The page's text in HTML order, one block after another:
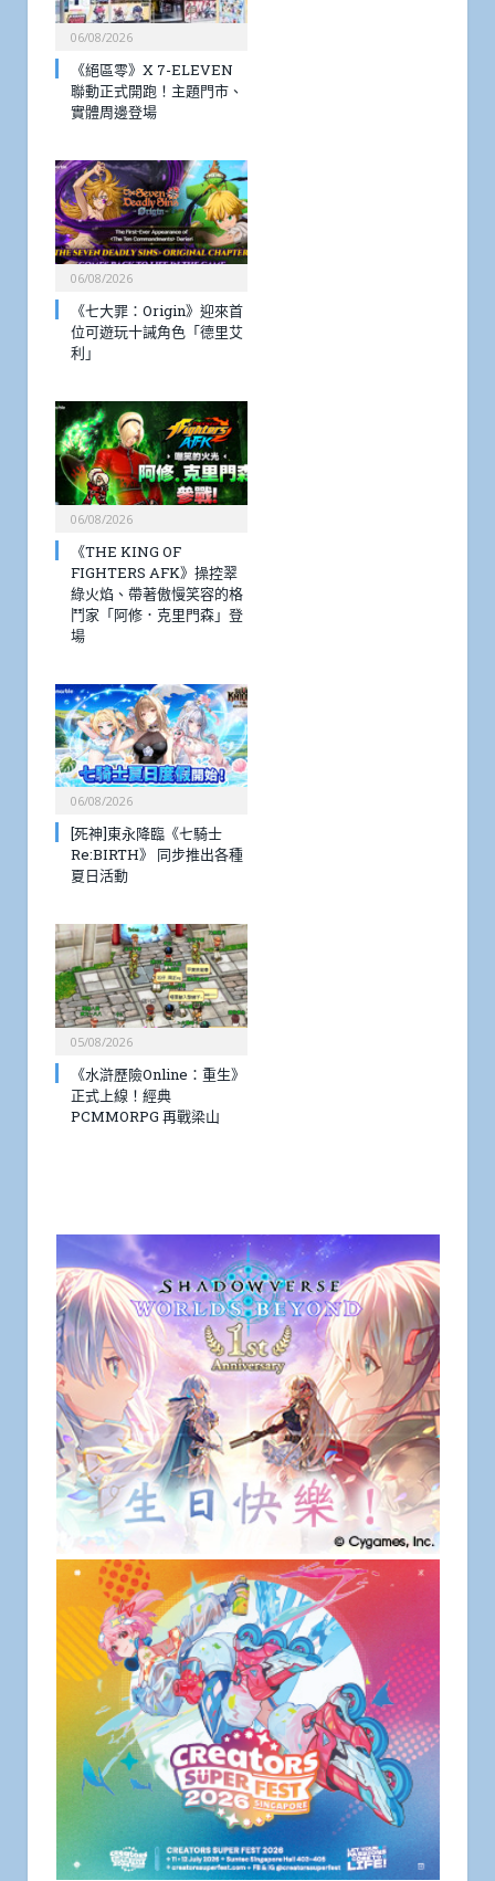
06/08/2026
《絕區零》X 7-ELEVEN
聯動正式開跑！主題門市、
實體周邊登場
06/08/2026
《七大罪：Origin》迎來首
位可遊玩十誡角色「德里艾
利」
06/08/2026
《THE KING OF
FIGHTERS AFK》操控翠
綠火焰、帶著傲慢笑容的格
鬥家「阿修．克里門森」登
場
06/08/2026
[死神]東永降臨《七騎士
Re:BIRTH》 同步推出各種
夏日活動
05/08/2026
《水滸歷險Online：重生》
正式上線！經典
PCMMORPG 再戰梁山